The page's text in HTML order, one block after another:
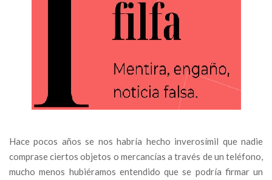
Hace pocos años se nos habría hecho inverosímil que nadie
comprase ciertos objetos o mercancías a través de un teléfono,
mucho menos hubiéramos entendido que se podría firmar un